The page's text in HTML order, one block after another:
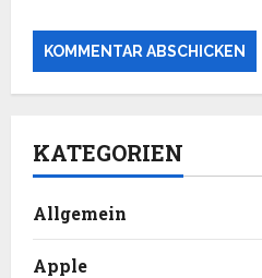
KATEGORIEN
Allgemein
Apple